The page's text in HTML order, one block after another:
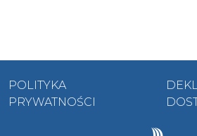
POLITYKA
PRYWATNOŚCI